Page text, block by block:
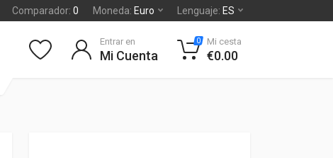
Comparador: 0 Moneda: Euro Lenguaje: ES
Entrar en
Mi Cuenta
0 Mi cesta
€0.00